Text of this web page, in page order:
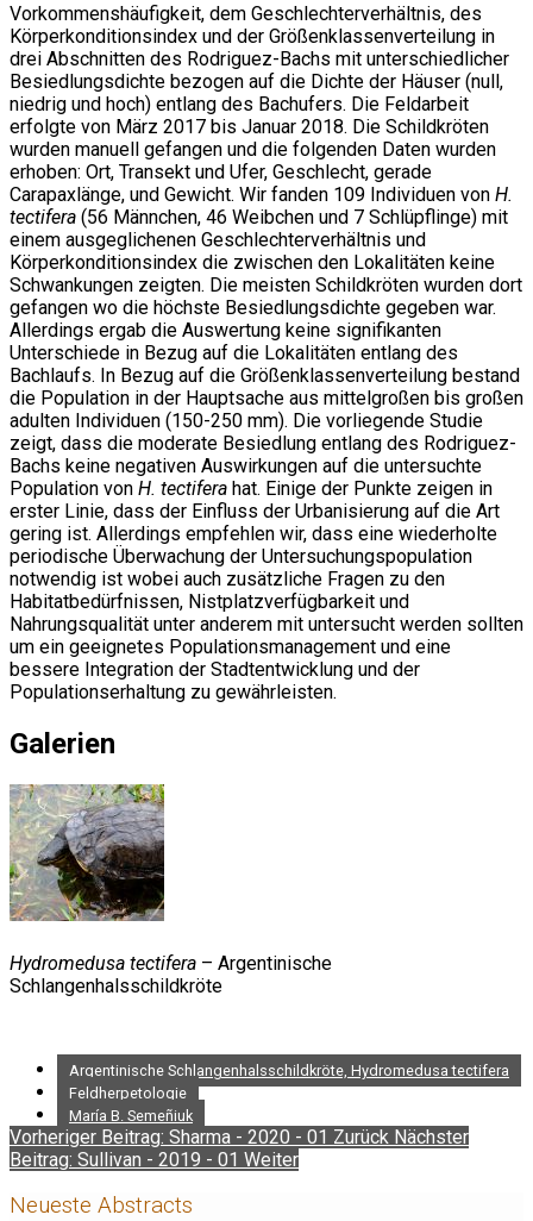
Vorkommenshäufigkeit, dem Geschlechterverhältnis, des
Körperkonditionsindex und der Größenklassenverteilung in
drei Abschnitten des Rodriguez-Bachs mit unterschiedlicher
Besiedlungsdichte bezogen auf die Dichte der Häuser (null,
niedrig und hoch) entlang des Bachufers. Die Feldarbeit
erfolgte von März 2017 bis Januar 2018. Die Schildkröten
wurden manuell gefangen und die folgenden Daten wurden
erhoben: Ort, Transekt und Ufer, Geschlecht, gerade
Carapaxlänge, und Gewicht. Wir fanden 109 Individuen von H.
tectifera (56 Männchen, 46 Weibchen und 7 Schlüpflinge) mit
einem ausgeglichenen Geschlechterverhältnis und
Körperkonditionsindex die zwischen den Lokalitäten keine
Schwankungen zeigten. Die meisten Schildkröten wurden dort
gefangen wo die höchste Besiedlungsdichte gegeben war.
Allerdings ergab die Auswertung keine signifikanten
Unterschiede in Bezug auf die Lokalitäten entlang des
Bachlaufs. In Bezug auf die Größenklassenverteilung bestand
die Population in der Hauptsache aus mittelgroßen bis großen
adulten Individuen (150-250 mm). Die vorliegende Studie
zeigt, dass die moderate Besiedlung entlang des Rodriguez-
Bachs keine negativen Auswirkungen auf die untersuchte
Population von H. tectifera hat. Einige der Punkte zeigen in
erster Linie, dass der Einfluss der Urbanisierung auf die Art
gering ist. Allerdings empfehlen wir, dass eine wiederholte
periodische Überwachung der Untersuchungspopulation
notwendig ist wobei auch zusätzliche Fragen zu den
Habitatbedürfnissen, Nistplatzverfügbarkeit und
Nahrungsqualität unter anderem mit untersucht werden sollten
um ein geeignetes Populationsmanagement und eine
bessere Integration der Stadtentwicklung und der
Populationserhaltung zu gewährleisten.
Galerien
Hydromedusa tectifera – Argentinische
Schlangenhalsschildkröte
Argentinische Schlangenhalsschildkröte, Hydromedusa tectifera
Feldherpetologie
María B. Semeñiuk
Vorheriger Beitrag: Sharma - 2020 - 01 Zurück Nächster
Beitrag: Sullivan - 2019 - 01 Weiter
Neueste Abstracts